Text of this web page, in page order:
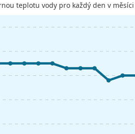
teplotu vody pro každý den v